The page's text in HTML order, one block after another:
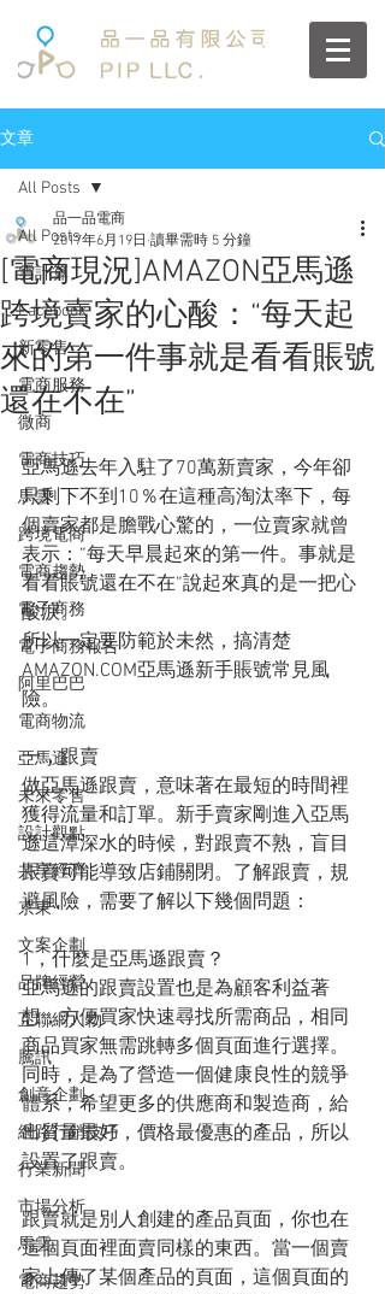
文章
All Posts
雲計算
Facebook
新零售
電商服務
微商
電商技巧
馬雲
跨境電商
電商趨勢
電子商務
電子商務報告
阿里巴巴
電商物流
亞馬遜
未來零售
設計觀點
共享經濟
京東
文案企劃
品牌經營
互聯網人物
騰訊
創意企劃
網路行銷技巧
行業新聞
市場分析
馬雲
電商趨勢
All Posts
[電商現況]AMAZON亞馬遜
跨境賣家的心酸：“每天起
來的第一件事就是看看賬號
還在不在”
品一品電商
2017年6月19日 讀畢需時 5 分鐘
亞馬遜去年入駐了70萬新賣家，今年卻
只剩下不到10％在這種高淘汰率下，每
個賣家都是膽戰心驚的，一位賣家就曾
表示：“每天早晨起來的第一件。事就是
看看賬號還在不在“說起來真的是一把心
酸淚。
所以一定要防範於未然，搞清楚
AMAZON.COM亞馬遜新手賬號常見風
險。
一，跟賣
做亞馬遜跟賣，意味著在最短的時間裡
獲得流量和訂單。新手賣家剛進入亞馬
遜這潭深水的時候，對跟賣不熟，盲目
跟賣可能導致店鋪關閉。了解跟賣，規
避風險，需要了解以下幾個問題：
1，什麼是亞馬遜跟賣？
亞馬遜的跟賣設置也是為顧客利益著
想，方便買家快速尋找所需商品，相同
商品買家無需跳轉多個頁面進行選擇。
同時，是為了營造一個健康良性的競爭
體系，希望更多的供應商和製造商，給
出質量最好，價格最優惠的產品，所以
設置了跟賣。
跟賣就是別人創建的產品頁面，你也在
這個頁面裡面賣同樣的東西。當一個賣
家上傳了某個產品的頁面，這個頁面的